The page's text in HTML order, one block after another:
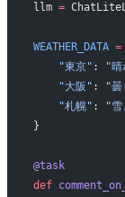
llm =
WEATHER_DATA =
    "東京"
: "晴
    "大阪"
: "曇
    "札幌"
: "雪
}
@task
def